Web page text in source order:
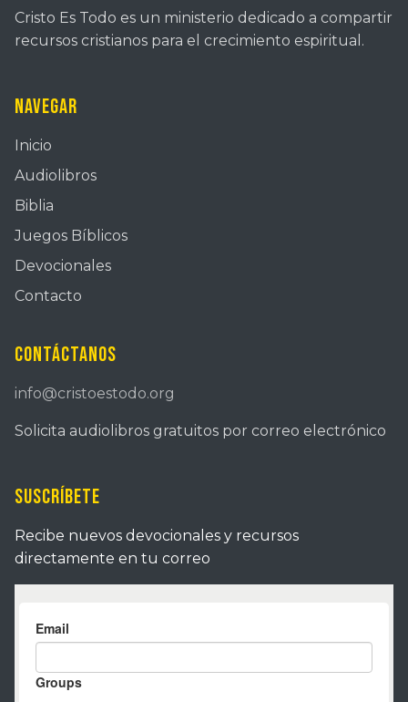
Cristo Es Todo es un ministerio dedicado a compartir
recursos cristianos para el crecimiento espiritual.
Navegar
Inicio
Audiolibros
Biblia
Juegos Bíblicos
Devocionales
Contacto
Contáctanos
info@cristoestodo.org
Solicita audiolibros gratuitos por correo electrónico
Suscríbete
Recibe nuevos devocionales y recursos
directamente en tu correo